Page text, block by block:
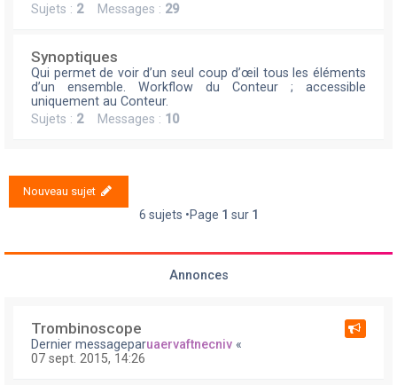
Sujets : 2Messages : 29
Synoptiques
Qui permet de voir d’un seul coup d’œil tous les éléments
d’un ensemble. Workflow du Conteur ; accessible
uniquement au Conteur.
Sujets : 2Messages : 10
Nouveau sujet
6 sujets •Page 1 sur 1
Annonces
Trombinoscope
Dernier messageparuaervaftnecniv «
07 sept. 2015, 14:26